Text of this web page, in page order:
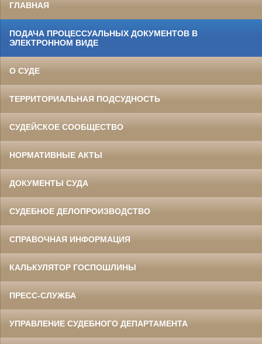
ГЛАВНАЯ
ПОДАЧА ПРОЦЕССУАЛЬНЫХ ДОКУМЕНТОВ В
ЭЛЕКТРОННОМ ВИДЕ
О СУДЕ
ТЕРРИТОРИАЛЬНАЯ ПОДСУДНОСТЬ
СУДЕЙСКОЕ СООБЩЕСТВО
НОРМАТИВНЫЕ АКТЫ
ДОКУМЕНТЫ СУДА
СУДЕБНОЕ ДЕЛОПРОИЗВОДСТВО
СПРАВОЧНАЯ ИНФОРМАЦИЯ
КАЛЬКУЛЯТОР ГОСПОШЛИНЫ
ПРЕСС-СЛУЖБА
УПРАВЛЕНИЕ СУДЕБНОГО ДЕПАРТАМЕНТА